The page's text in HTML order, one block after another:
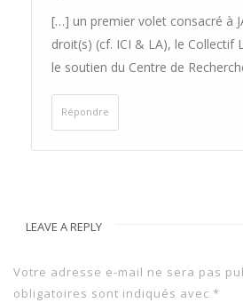
[…] un premier volet consacré à
droit(s) (cf. ICI & LA), le Collectif
le soutien du Centre de
Répondre
LEAVE A REPLY
Votre adresse e-mail ne sera pas
obligatoires sont indiqués avec *